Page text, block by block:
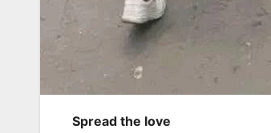
Spread the love